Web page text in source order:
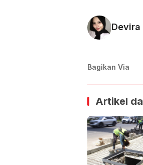
Devira
Bagikan Via
Artikel